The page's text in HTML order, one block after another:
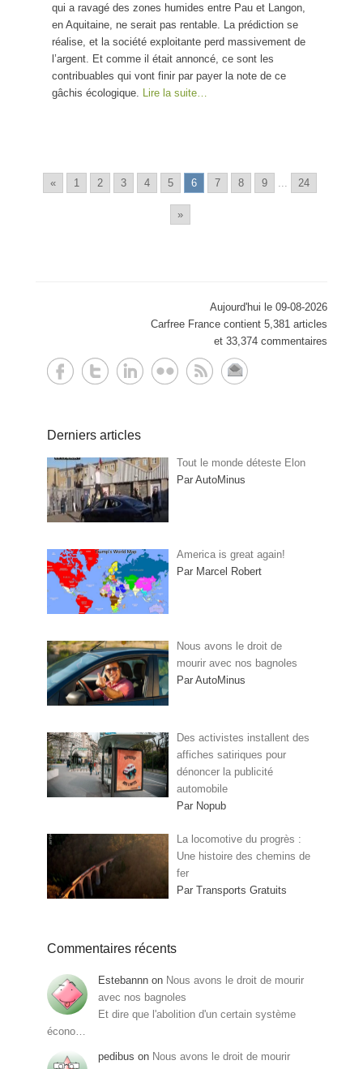
qui a ravagé des zones humides entre Pau et Langon,
en Aquitaine, ne serait pas rentable. La prédiction se
réalise, et la société exploitante perd massivement de
l’argent. Et comme il était annoncé, ce sont les
contribuables qui vont finir par payer la note de ce
gâchis écologique. Lire la suite…
« 1 2 3 4 5 6 7 8 9 24
»
Aujourd'hui le 09-08-2026
Carfree France contient 5,381 articles
et 33,374 commentaires
Derniers articles
Tout le monde déteste Elon
Par AutoMinus
America is great again!
Par Marcel Robert
Nous avons le droit de
mourir avec nos bagnoles
Par AutoMinus
Des activistes installent des
affiches satiriques pour
dénoncer la publicité
automobile
Par Nopub
La locomotive du progrès :
Une histoire des chemins de
fer
Par Transports Gratuits
Commentaires récents
Estebannn on Nous avons le droit de mourir
avec nos bagnoles
Et dire que l'abolition d'un certain système
écono…
pedibus on Nous avons le droit de mourir